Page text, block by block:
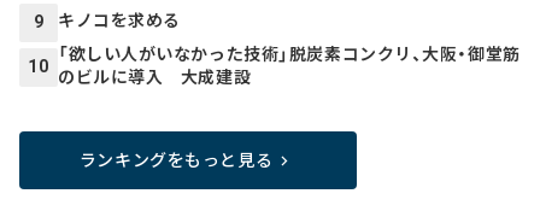
9 キノコを求める
10
「欲しい人がいなかった技術」脱炭素コンクリ、大阪・御堂筋
のビルに導入 大成建設
ランキングをもっと見る